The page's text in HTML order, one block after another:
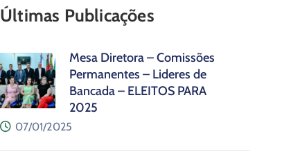
Últimas Publicações
Mesa Diretora – Comissões
Permanentes – Lideres de
Bancada – ELEITOS PARA
2025
07/01/2025